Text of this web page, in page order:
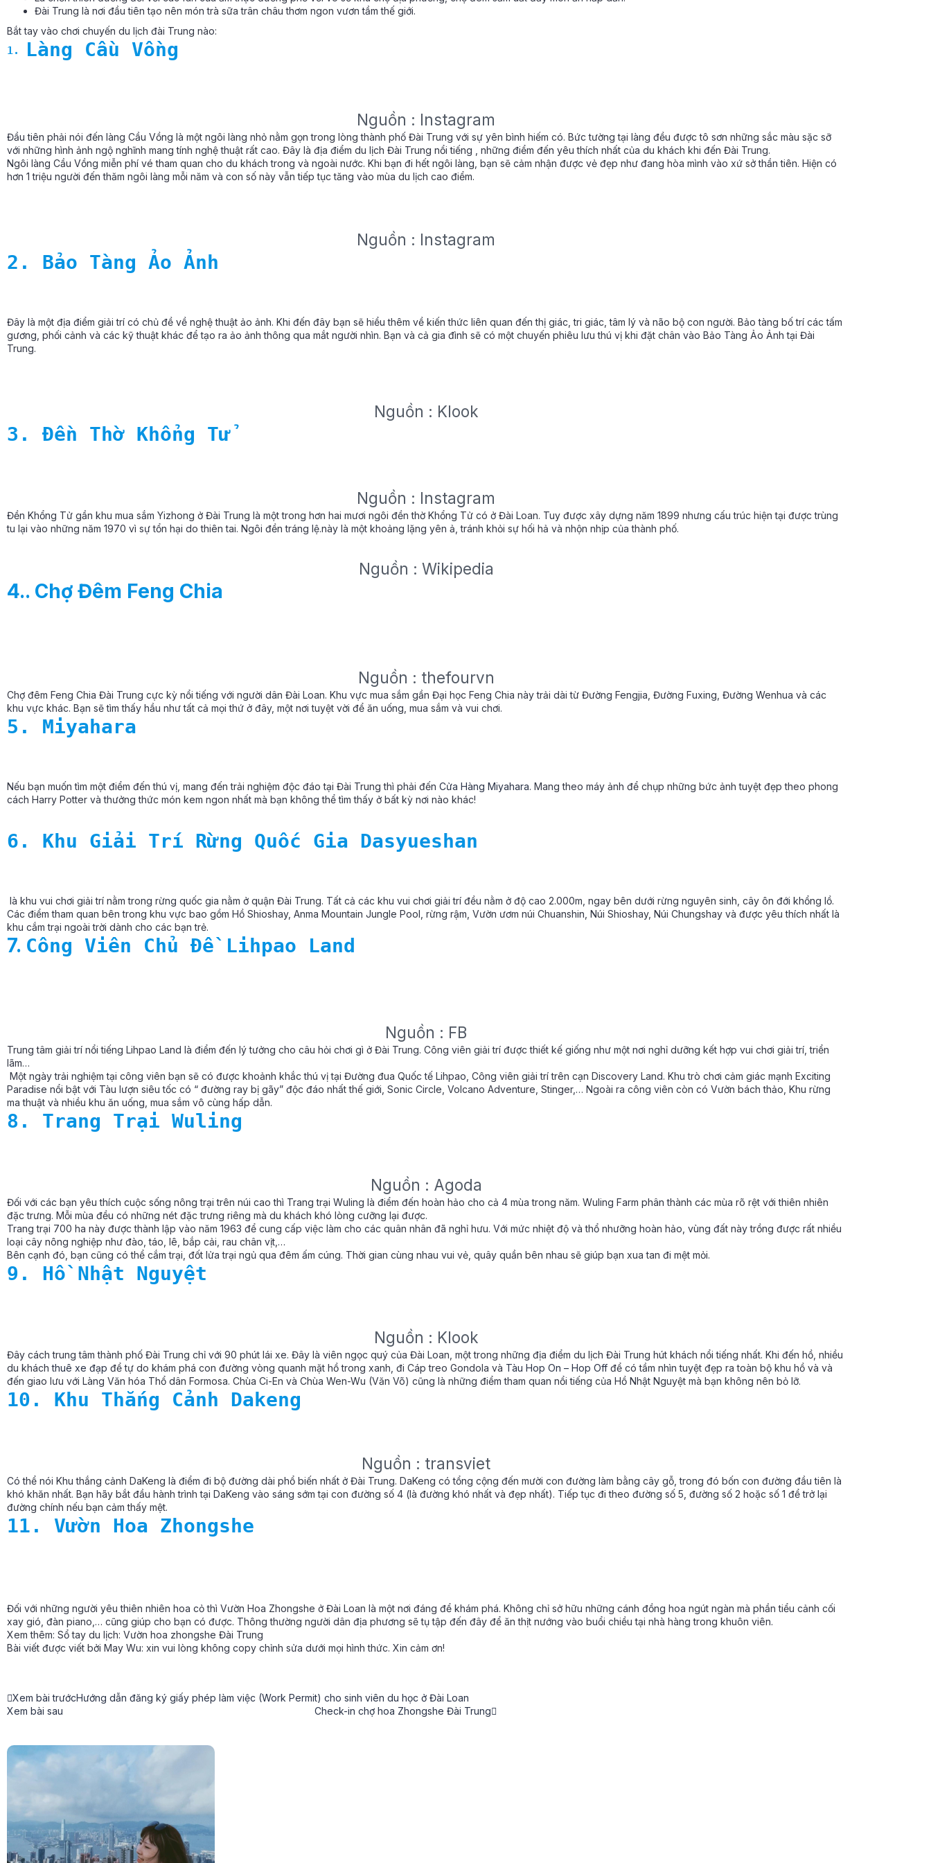
Đài Trung là nơi đầu tiên tạo nên món trà sữa trân châu thơm ngon vươn tầm thế giới.
Bắt tay vào chơi chuyến du lịch đài Trung nào:
1. Làng Cầu Vồng
Nguồn : Instagram
Đầu tiên phải nói đến làng Cầu Vồng là một ngôi làng nhỏ nằm gọn trong lòng thành phố Đài Trung với sự yên bình hiếm có. Bức tường tại làng đều được tô sơn những sắc màu sặc sỡ
với những hình ảnh ngộ nghĩnh mang tính nghệ thuật rất cao. Đây là địa điểm du lịch Đài Trung nổi tiếng , những điểm đến yêu thích nhất của du khách khi đến Đài Trung.
Ngôi làng Cầu Vồng miễn phí vé tham quan cho du khách trong và ngoài nước. Khi bạn đi hết ngôi làng, bạn sẽ cảm nhận được vẻ đẹp như đang hòa mình vào xứ sở thần tiên. Hiện có
hơn 1 triệu người đến thăm ngôi làng mỗi năm và con số này vẫn tiếp tục tăng vào mùa du lịch cao điểm.
Nguồn : Instagram
2. Bảo Tàng Ảo Ảnh
Đây là một địa điểm giải trí có chủ đề về nghệ thuật ảo ảnh. Khi đến đây bạn sẽ hiểu thêm về kiến thức liên quan đến thị giác, tri giác, tâm lý và não bộ con người. Bảo tàng bố trí các tấm
gương, phối cảnh và các kỹ thuật khác để tạo ra ảo ảnh thông qua mắt người nhìn. Bạn và cả gia đình sẽ có một chuyến phiêu lưu thú vị khi đặt chân vào Bảo Tàng Ảo Ảnh tại Đài
Trung.
Nguồn : Klook
3. Đền Thờ Khổng Tử
Nguồn : Instagram
Đền Khổng Tử gần khu mua sắm Yizhong ở Đài Trung là một trong hơn hai mươi ngôi đền thờ Khổng Tử có ở Đài Loan. Tuy được xây dựng năm 1899 nhưng cấu trúc hiện tại được trùng
tu lại vào những năm 1970 vì sự tổn hại do thiên tai. Ngôi đền tráng lệ.này là một khoảng lặng yên ả, tránh khỏi sự hối hả và nhộn nhịp của thành phố.
Nguồn : Wikipedia
4.. Chợ Đêm Feng Chia
Nguồn : thefourvn
Chợ đêm Feng Chia Đài Trung cực kỳ nổi tiếng với người dân Đài Loan. Khu vực mua sắm gần Đại học Feng Chia này trải dài từ Đường Fengjia, Đường Fuxing, Đường Wenhua và các
khu vực khác. Bạn sẽ tìm thấy hầu như tất cả mọi thứ ở đây, một nơi tuyệt vời để ăn uống, mua sắm và vui chơi.
5. Miyahara
Nếu bạn muốn tìm một điểm đến thú vị, mang đến trải nghiệm độc đáo tại Đài Trung thì phải đến Cửa Hàng Miyahara. Mang theo máy ảnh để chụp những bức ảnh tuyệt đẹp theo phong
cách Harry Potter và thưởng thức món kem ngon nhất mà bạn không thể tìm thấy ở bất kỳ nơi nào khác!
6. Khu Giải Trí Rừng Quốc Gia Dasyueshan
là khu vui chơi giải trí nằm trong rừng quốc gia nằm ở quận Đài Trung. Tất cả các khu vui chơi giải trí đều nằm ở độ cao 2.000m, ngay bên dưới rừng nguyên sinh, cây ôn đới khổng lồ.
Các điểm tham quan bên trong khu vực bao gồm Hồ Shioshay, Anma Mountain Jungle Pool, rừng rậm, Vườn ươm núi Chuanshin, Núi Shioshay, Núi Chungshay và được yêu thích nhất là
khu cắm trại ngoài trời dành cho các bạn trẻ.
7. Công Viên Chủ Đề Lihpao Land
Nguồn : FB
Trung tâm giải trí nổi tiếng Lihpao Land là điểm đến lý tưởng cho câu hỏi chơi gì ở Đài Trung. Công viên giải trí được thiết kế giống như một nơi nghỉ dưỡng kết hợp vui chơi giải trí, triển
lãm…
Một ngày trải nghiệm tại công viên bạn sẽ có được khoảnh khắc thú vị tại Đường đua Quốc tế Lihpao, Công viên giải trí trên cạn Discovery Land. Khu trò chơi cảm giác mạnh Exciting
Paradise nổi bật với Tàu lượn siêu tốc có “ đường ray bị gãy” độc đáo nhất thế giới, Sonic Circle, Volcano Adventure, Stinger,… Ngoài ra công viên còn có Vườn bách thảo, Khu rừng
ma thuật và nhiều khu ăn uống, mua sắm vô cùng hấp dẫn.
8. Trang Trại Wuling
Nguồn : Agoda
Đối với các bạn yêu thích cuộc sống nông trại trên núi cao thì Trang trại Wuling là điểm đến hoàn hảo cho cả 4 mùa trong năm. Wuling Farm phân thành các mùa rõ rệt với thiên nhiên
đặc trưng. Mỗi mùa đều có những nét đặc trưng riêng mà du khách khó lòng cưỡng lại được.
Trang trại 700 ha này được thành lập vào năm 1963 để cung cấp việc làm cho các quân nhân đã nghỉ hưu. Với mức nhiệt độ và thổ nhưỡng hoàn hảo, vùng đất này trồng được rất nhiều
loại cây nông nghiệp như đào, táo, lê, bắp cải, rau chân vịt,…
Bên cạnh đó, bạn cũng có thể cắm trại, đốt lửa trại ngủ qua đêm ấm cúng. Thời gian cùng nhau vui vẻ, quây quần bên nhau sẽ giúp bạn xua tan đi mệt mỏi.
9. Hồ Nhật Nguyệt
Nguồn : Klook
Đây cách trung tâm thành phố Đài Trung chỉ với 90 phút lái xe. Đây là viên ngọc quý của Đài Loan, một trong những địa điểm du lịch Đài Trung hút khách nổi tiếng nhất. Khi đến hồ, nhiều
du kháchthuê xe đạp để tự do khám phá con đường vòng quanh mặt hồ trong xanh, đi Cáp treo Gondola và Tàu Hop On – Hop Off để có tầm nhìn tuyệt đẹp ra toàn bộ khu hồ và và
đến giao lưu với Làng Văn hóa Thổ dân Formosa. Chùa Ci-En và Chùa Wen-Wu (Văn Võ) cũng là những điểm tham quan nổi tiếng của Hồ Nhật Nguyệt mà bạn không nên bỏ lỡ.
10. Khu Thắng Cảnh Dakeng
Nguồn : transviet
Có thể nói Khu thắng cảnh DaKeng là điểm đi bộ đường dài phổ biến nhất ở Đài Trung. DaKeng có tổng cộng đến mười con đường làm bằng cây gỗ, trong đó bốn con đường đầu tiên là
khó khăn nhất. Bạn hãy bắt đầu hành trình tại DaKeng vào sáng sớm tại con đường số 4 (là đường khó nhất và đẹp nhất). Tiếp tục đi theo đường số 5, đường số 2 hoặc số 1 để trở lại
đường chính nếu bạn cảm thấy mệt.
11. Vườn Hoa Zhongshe
Đối với những người yêu thiên nhiên hoa cỏ thì Vườn Hoa Zhongshe ở Đài Loan là một nơi đáng để khám phá. Không chỉ sở hữu những cánh đồng hoa ngút ngàn mà phần tiểu cảnh cối
xay gió, đàn piano,… cũng giúp cho bạn có được. Thông thường người dân địa phương sẽ tụ tập đến đây để ăn thịt nướng vào buổi chiều tại nhà hàng trong khuôn viên.
Xem thêm: Sổ tay du lịch: Vườn hoa zhongshe Đài Trung
Bài viết được viết bởi May Wu: xin vui lòng không copy chỉnh sửa dưới mọi hình thức. Xin cảm ơn!
Xem bài trướcHướng dẫn đăng ký giấy phép làm việc (Work Permit) cho sinh viên du học ở Đài Loan
Xem bài sau
Check-in chợ hoa Zhongshe Đài Trung